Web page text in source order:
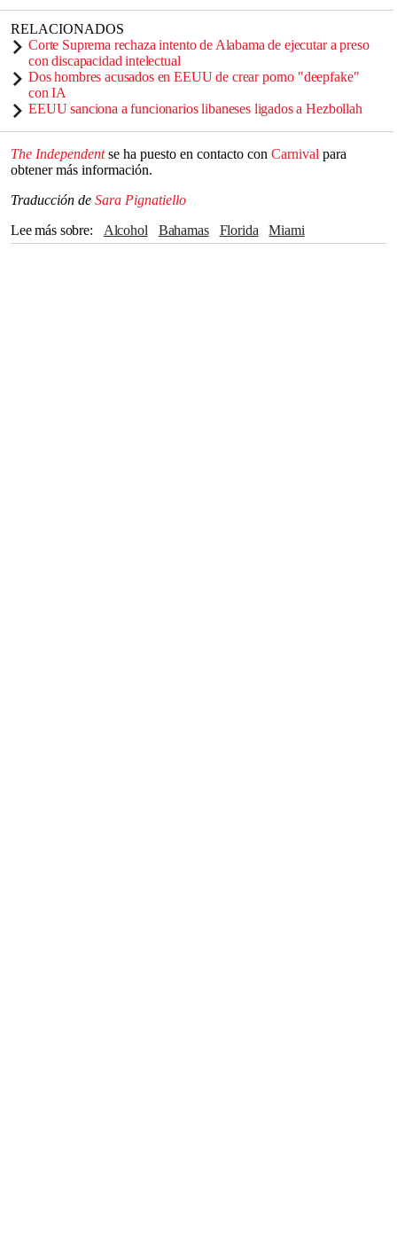
RELACIONADOS
Corte Suprema rechaza intento de Alabama de ejecutar a preso
con discapacidad intelectual
Dos hombres acusados en EEUU de crear porno "deepfake"
con IA
EEUU sanciona a funcionarios libaneses ligados a Hezbollah
The Independentse ha puesto en contacto con Carnival para
obtener más información.
Traducción de Sara Pignatiello
Lee más sobre
alcohol Bahamas Florida
Miami